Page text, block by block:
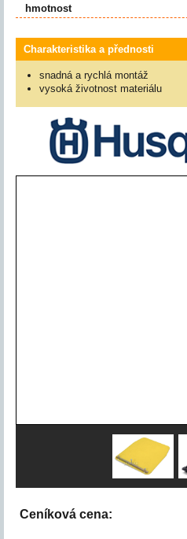
hmotnost
Charakteristika a přednosti
snadná a rychlá montáž
vysoká životnost materiálu
Ceníková cena: